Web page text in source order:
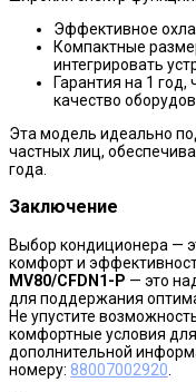
Эффективное
Компактные
интегрировать
Гарантия на 1
качество
Эта модель идеально
частных лиц,
года.
Заключение
Выбор кондиционера —
комфорт и
MV80/CFDN1-P — это
для поддержания
Не упустите
комфортные условия
дополнительной
номеру: 88007002920